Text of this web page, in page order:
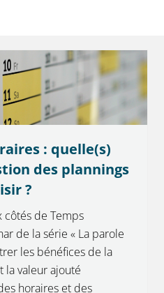
: quelle(s)
des plannings
?
côtés de Temps
de la série « La parole
les bénéfices de la
la valeur ajouté
horaires et des